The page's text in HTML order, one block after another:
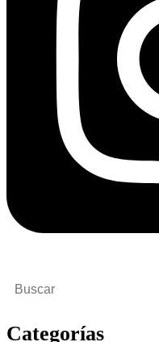
por:
Categorías